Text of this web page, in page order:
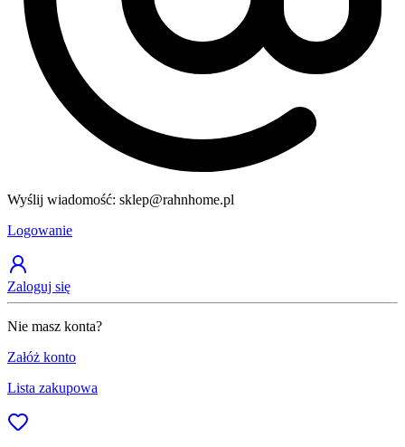
Wyślij wiadomość: sklep@rahnhome.pl
Logowanie
Zaloguj się
Nie masz konta?
Załóż konto
Lista zakupowa